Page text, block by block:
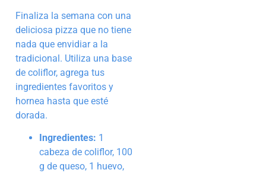
Finaliza la semana con una
deliciosa pizza que no tiene
nada que envidiar a la
tradicional. Utiliza una base
de coliflor, agrega tus
ingredientes favoritos y
hornea hasta que esté
dorada.
Ingredientes: 1
cabeza de coliflor, 100
g de queso, 1 huevo,